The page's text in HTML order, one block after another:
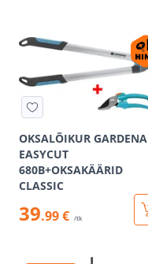
OKSALÕIKUR GARDENA
EASYCUT
680B+OKSAKÄÄRID
CLASSIC
39.99 € /tk